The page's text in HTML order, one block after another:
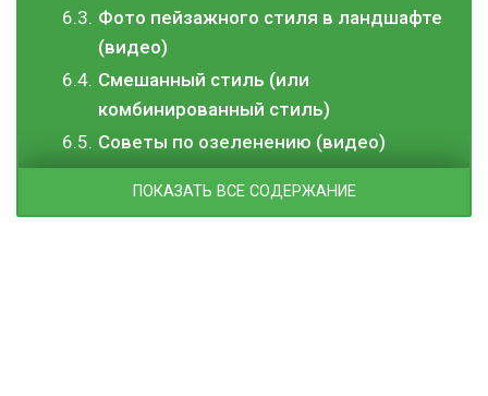
Фото пейзажного стиля в ландшафте
(видео)
Смешанный стиль (или
комбинированный стиль)
Советы по озеленению (видео)
ПОКАЗАТЬ ВСЕ СОДЕРЖАНИЕ